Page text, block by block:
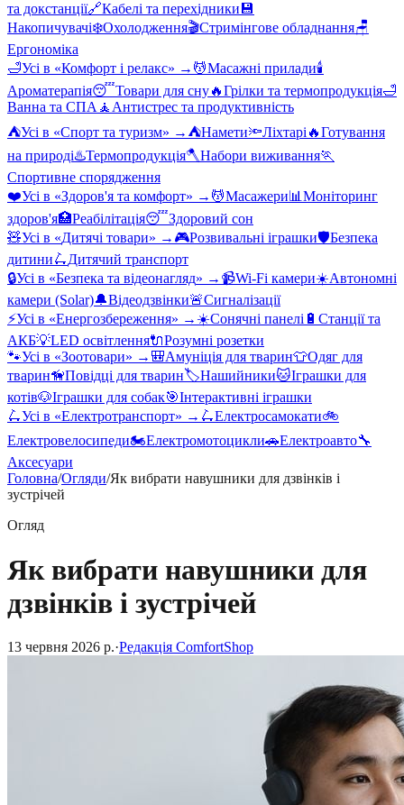
та докстанції🔗Кабелі та перехідники 💾
Накопичувачі❄️Охолодження🎬Стримінгове обладнання🪑
Ергономіка
🛁Усі в «Комфорт і релакс» → 💆Масажні прилади🕯️
Ароматерапія😴Товари для сну🔥Грілки та термопродукція🛁
Ванна та СПА 🧘 Антистрес та продуктивність
⛺Усі в «Спорт та туризм» → ⛺Намети🔦Ліхтарі 🔥Готування
на природі♨️Термопродукція🪓Набори виживання🏃
Спортивне спорядження
❤️Усі в «Здоров'я та комфорт» → 💆Масажери📊 Моніторинг
здоров'я🏥Реабілітація😴Здоровий сон
🧸Усі в «Дитячі товари» → 🎮Розвивальні іграшки🛡️Безпека
дитини🛴Дитячий транспорт
🔒Усі в «Безпека та відеонагляд» → 📹Wi-Fi камери☀️Автономні
камери (Solar)🔔Відеодзвінки🚨Сигналізації
⚡Усі в «Енергозбереження» → ☀️Сонячні панелі 🔋 Станції та
АКБ💡LED освітлення🔌Розумні розетки
🐾Усі в «Зоотовари» → 🎒Амуніція для тварин👕Одяг для
тварин🦮Повідці для тварин🏷️Нашийники🐱Іграшки для
котів🐶Іграшки для собак🎯Інтерактивні іграшки
🛴Усі в «Електротранспорт» → 🛴Електросамокати🚲
Електровелосипеди🏍️Електромотоцикли🚗Електроавто🔧
Аксесуари
Головна/Огляди/Як вибрати навушники для дзвінків і
зустрічей
Огляд
Як вибрати навушники для
дзвінків і зустрічей
13 червня 2026 р.·Редакція ComfortShop